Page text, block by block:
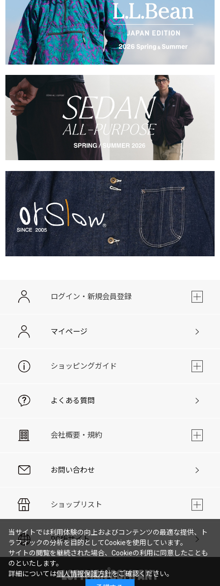
ログイン・新規会員登録
マイページ
ショッピングガイド
よくある質問
会社概要・規約
お問い合わせ
ショップリスト
PC版サイト
当サイトでは利用体験の向上およびコンテンツの最適な提供、ト
ラフィックの分析を目的としてCookieを使用しています。
サイトの閲覧を継続された場合、Cookieの利用に同意したことも
のといたします。
詳細については個人情報保護方針をご確認ください。